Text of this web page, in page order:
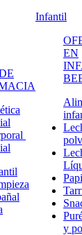
Infantil
EN
y